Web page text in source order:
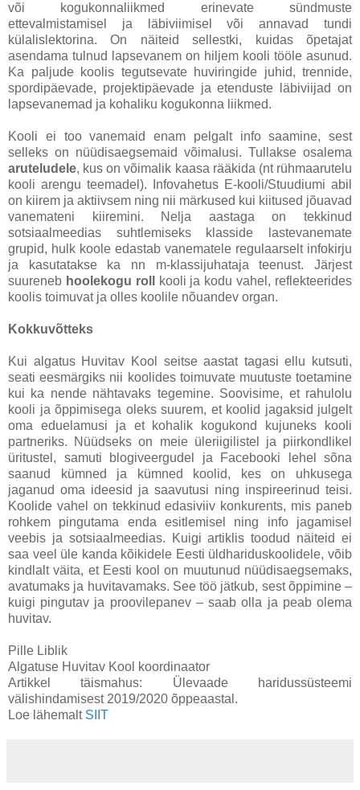
või kogukonnaliikmed erinevate sündmuste
ettevalmistamisel ja läbiviimisel või annavad tundi
külalislektorina. On näiteid sellestki, kuidas õpetajat
asendama tulnud lapsevanem on hiljem kooli tööle asunud.
Ka paljude koolis tegutsevate huviringide juhid, trennide,
spordipäevade, projektipäevade ja etenduste läbiviijad on
lapsevanemad ja kohaliku kogukonna liikmed.
Kooli ei too vanemaid enam pelgalt info saamine, sest
selleks on nüüdisaegsemaid võimalusi. Tullakse osalema
aruteludele, kus on võimalik kaasa rääkida (nt rühmaarutelu
kooli arengu teemadel). Infovahetus E-kooli/Stuudiumi abil
on kiirem ja aktiivsem ning nii märkused kui kiitused jõuavad
vanemateni kiiremini. Nelja aastaga on tekkinud
sotsiaalmeedias suhtlemiseks klasside lastevanemate
grupid, hulk koole edastab vanematele regulaarselt infokirju
ja kasutatakse ka nn m-klassijuhataja teenust. Järjest
suureneb hoolekogu roll
kooli ja kodu vahel, reflekteerides
koolis toimuvat ja olles koolile nõuandev organ.
Kokkuvõtteks
Kui algatus Huvitav Kool seitse aastat tagasi ellu kutsuti,
seati eesmärgiks nii koolides toimuvate muutuste toetamine
kui ka nende nähtavaks tegemine. Soovisime, et rahulolu
kooli ja õppimisega oleks suurem, et koolid jagaksid julgelt
oma eduelamusi ja et kohalik kogukond kujuneks kooli
partneriks. Nüüdseks on meie üleriigilistel ja piirkondlikel
üritustel, samuti blogiveergudel ja Facebooki lehel sõna
saanud kümned ja kümned koolid, kes on uhkusega
jaganud oma ideesid ja saavutusi ning inspireerinud teisi.
Koolide vahel on tekkinud edasiviiv konkurents, mis paneb
rohkem pingutama enda esitlemisel ning info jagamisel
veebis ja sotsiaalmeedias. Kuigi artiklis toodud näiteid ei
saa veel üle kanda kõikidele Eesti üldhariduskoolidele, võib
kindlalt väita, et Eesti kool on muutunud nüüdisaegsemaks,
avatumaks ja huvitavamaks. See töö jätkub, sest õppimine –
kuigi pingutav ja proovilepanev – saab olla ja peab olema
huvitav.
Pille Liblik
Algatuse Huvitav Kool koordinaator
Artikkel täismahus: Ülevaade haridussüsteemi
välishindamisest 2019/2020 õppeaastal.
Loe lähemalt SIIT